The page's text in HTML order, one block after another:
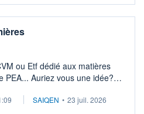
ou Etf dédié aux matières
PEA... Auriez vous une idée?
SAIQEN • 23 juil. 2026